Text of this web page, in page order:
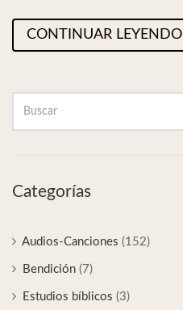
CONTINUAR LEYENDO
Categorías
Audios-Canciones (152)
Bendición (7)
Estudios bíblicos (3)